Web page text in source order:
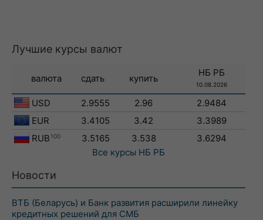
Лучшие курсы валют
валюта сдать купить
НБ РБ
10.08.2026
USD 2.9555 2.96
2.9484
EUR
3.4105 3.42
3.3989
RUB 100 3.5165 3.538
3.6294
Все курсы НБ РБ
Новости
ВТБ (Беларусь) и Банк развития расширили линейку
кредитных решений для СМБ